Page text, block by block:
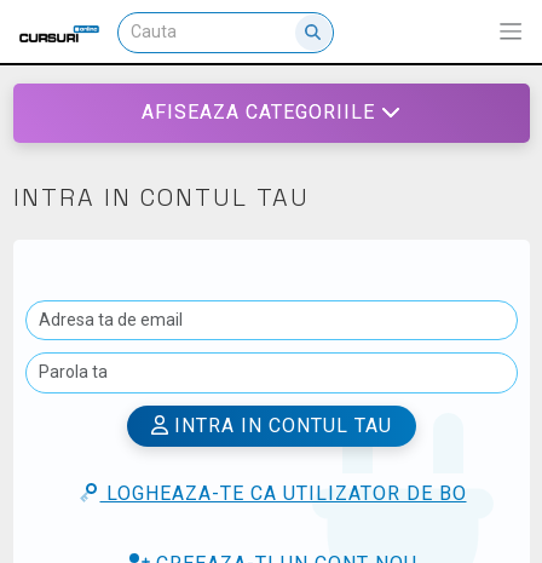
AFISEAZA CATEGORIILE
INTRA IN CONTUL TAU
INTRA IN CONTUL TAU
LOGHEAZA-TE CA UTILIZATOR DE BO